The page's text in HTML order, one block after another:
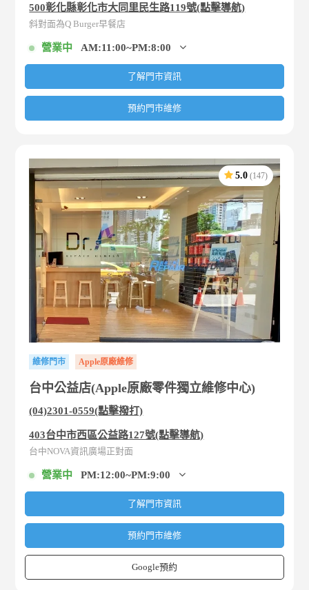
500彰化縣彰化市大同里民生路119號(點擊導航)
斜對面為Q Burger早餐店
營業中 AM:11:00~PM:8:00
了解門市資訊
預約門市維修
5.0 (147)
維修門市 Apple原廠維修
台中公益店(Apple原廠零件獨立維修中心)
(04)2301-0559(點擊撥打)
403台中市西區公益路127號(點擊導航)
台中NOVA資訊廣場正對面
營業中 PM:12:00~PM:9:00
了解門市資訊
預約門市維修
Google預約